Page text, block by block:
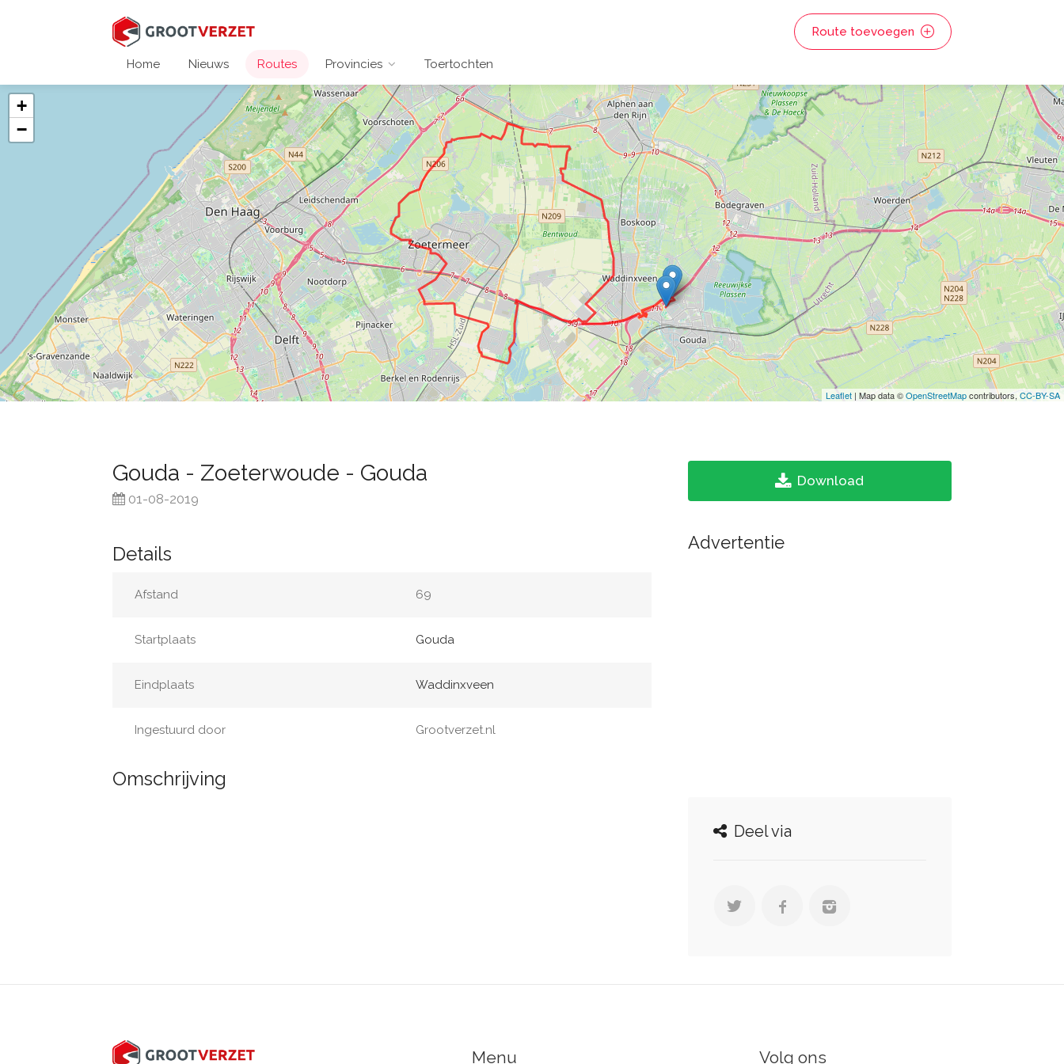
Home Nieuws Routes Provincies Toertochten
Route toevoegen
+
−
Leaflet | Map data ©OpenStreetMapcontributors, CC-BY-SA
Gouda - Zoeterwoude - Gouda
01-08-2019
Details
Afstand 69
Startplaats Gouda
Eindplaats Waddinxveen
Ingestuurd door Grootverzet.nl
Omschrijving
Download
Advertentie
Deel via
Menu Volg ons